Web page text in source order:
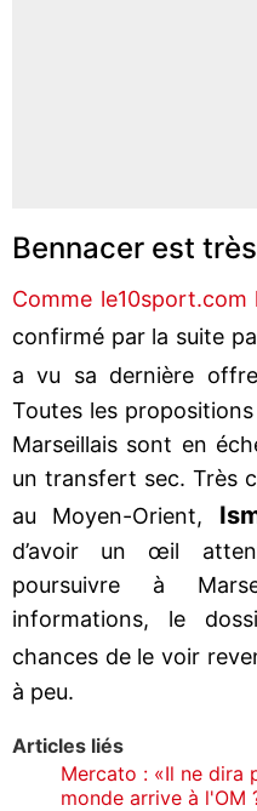
Bennacer est
Comme le10sport.com
confirmé par la suite
a vu sa dernière
Toutes les
Marseillais sont en
un transfert sec. Très
au Moyen-Orient,
d’avoir un œil
poursuivre à
informations, le
chances de le voir
à peu.
Articles liés
Mercato : «Il ne dira
monde arrive à l'OM